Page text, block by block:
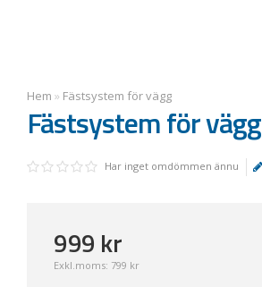
Hem » Fästsystem för vägg
Fästsystem för vägg
Har inget omdömmen ännu
999 kr
Exkl.moms: 799 kr